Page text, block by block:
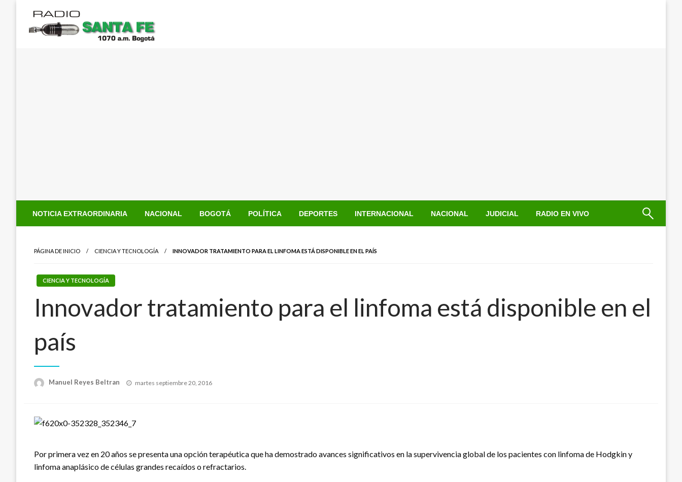
contenido
NOTICIA EXTRAORDINARIA NACIONAL BOGOTÁ POLÍTICA DEPORTES INTERNACIONAL NACIONAL JUDICIAL RADIO EN VIVO
PÁGINA DE INICIO CIENCIA Y TECNOLOGÍA INNOVADOR TRATAMIENTO PARA EL LINFOMA ESTÁ DISPONIBLE EN EL PAÍS
CIENCIA Y TECNOLOGÍA
Innovador tratamiento para el linfoma está disponible en el
país
Manuel Reyes Beltran
Publicado
martes septiembre 20, 2016
Por primera vez en 20 años se presenta una opción terapéutica que ha demostrado avances significativos en la supervivencia global de los pacientes con linfoma de Hodgkin y
linfoma anaplásico de células grandes recaídos o refractarios.